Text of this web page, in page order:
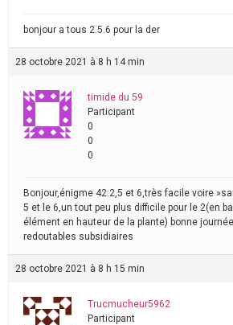
bonjour a tous 2.5.6 pour la der
28 octobre 2021 à 8 h 14 min
timide du 59
Participant
0
0
0
Bonjour,énigme 42:2,5 et 6,très facile voire
5 et le 6,un tout peu plus difficile pour le 2(en
élément en hauteur de la plante) bonne
redoutables subsidiaires
28 octobre 2021 à 8 h 15 min
Trucmucheur5962
Participant